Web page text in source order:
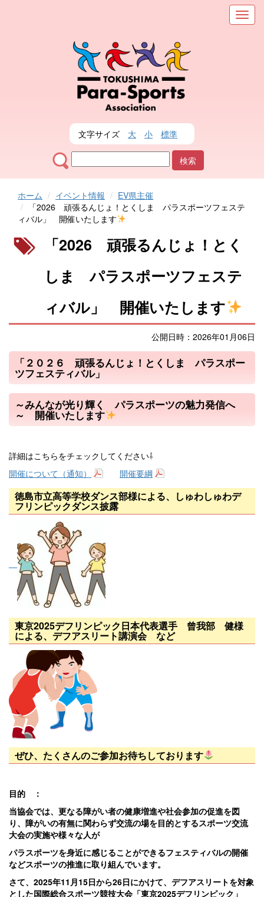
メ
ニ
文字サイズ 大 小 標準
ホーム イベント情報
EV県主催
「2026 頑張るんじょ！とくしま パラスポーツフェステ
ィバル」 開催いたします
「2026 頑張るんじょ！とく
しま パラスポーツフェステ
ィバル」 開催いたします
公開日時：2026年01月06日
「２０２６ 頑張るんじょ！とくしま パラスポー
ツフェスティバル」
～みんなが光り輝く パラスポーツの魅力発信へ
～ 開催いたします
詳細はこちらをチェックしてください⇩
開催について（通知）
開催要綱
徳島市立高等学校ダンス部様による、しゅわしゅわデ
フリンピックダンス披露
東京2025デフリンピック日本代表選手 曾我部 健様
による、デフアスリート講演会 など
ぜひ、たくさんのご参加お待ちしております
目的 ：
当協会では、更なる障がい者の健康増進や社会参加の促進を図
り、障がいの有無に関わらず交流の場を目的とするスポーツ交流
大会の実施や様々な人が
パラスポーツを身近に感じることができるフェスティバルの開催
などスポーツの推進に取り組んでいます。
さて、2025年11月15日から26日にかけて、デフアスリートを対象
とした国際総合スポーツ競技大会「東京2025デフリンピック」